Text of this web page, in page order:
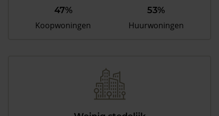
47%
Koopwoningen
53%
Huurwoningen